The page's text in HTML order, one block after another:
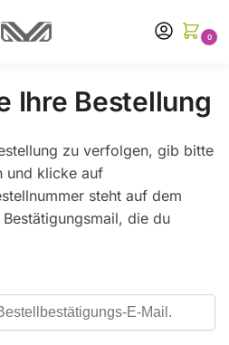
0
Ihre Bestellung
zu verfolgen, gib bitte
und klicke auf
steht auf dem
die du